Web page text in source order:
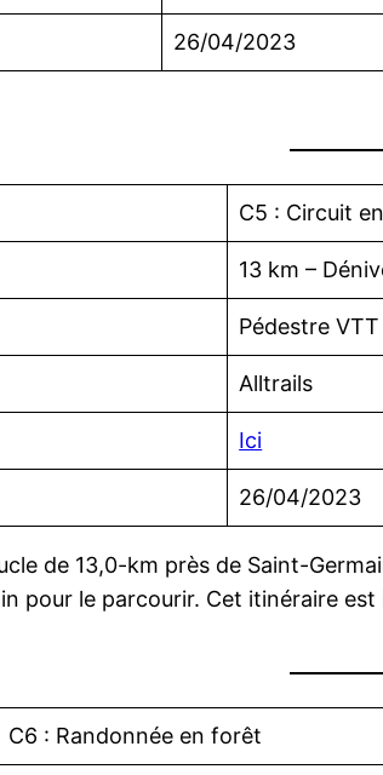
26/04/2023
C5 : Circuit
13 km –
Pédestre VTT
Alltrails
Ici
26/04/2023
de 13,0-km près de Saint-
pour le parcourir. Cet itinéraire
C6 : Randonnée en forêt